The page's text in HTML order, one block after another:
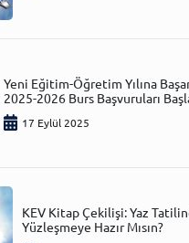
Yeni Eğitim-Öğretim Yılına
2025-2026 Burs Başvuruları
17 Eylül 2025
KEV Kitap Çekilişi: Yaz
Yüzleşmeye Hazır Mısın?